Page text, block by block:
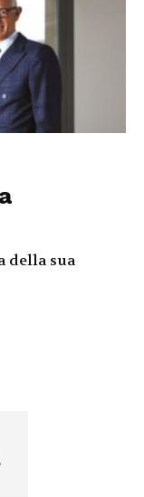
della sua